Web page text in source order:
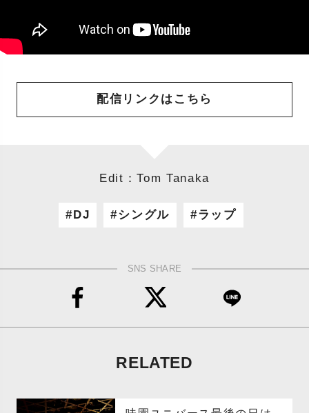
配信リンクはこちら
Edit：Tom Tanaka
DJ シングル ラップ
SNS SHARE
RELATED